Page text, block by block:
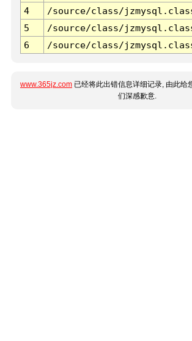
4
/source/class/
5
/source/class/
6
/source/class/
www.365jz.com 已经将此出错信息详细记录, 由此给
们深感歉意.